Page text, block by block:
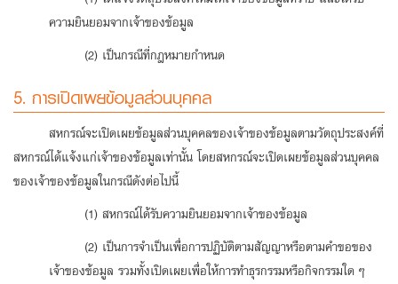
ความยินยอมจากเจ้าของข้อมูล
(2) เป็นกรณีที่กฎหมายกำหนด
5. การเปิดเผยข้อมูลส่วนบุคคล
สหกรณ์จะเปิดเผยข้อมูลส่วนบุคคลของเจ้าของข้อมูลตามวัตถุประสงค์ที่
สหกรณ์ได้แจ้งแก่เจ้าของข้อมูลเท่านั้น โดยสหกรณ์จะเปิดเผยข้อมูลส่วนบุคคล
ของเจ้าของข้อมูลในกรณีดังต่อไปนี้
(1) สหกรณ์ได้รับความยินยอมจากเจ้าของข้อมูล
(2) เป็นการจำเป็นเพื่อการปฏิบัติตามสัญญาหรือตามคำขอของ
เจ้าของข้อมูล รวมทั้งเปิดเผยเพื่อให้การทำธุรกรรมหรือกิจกรรมใด ๆ